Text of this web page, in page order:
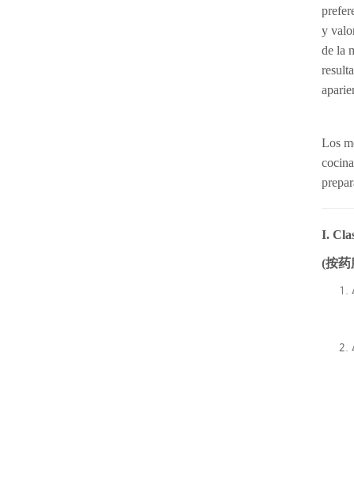
y
de la
Los
I.
(按药